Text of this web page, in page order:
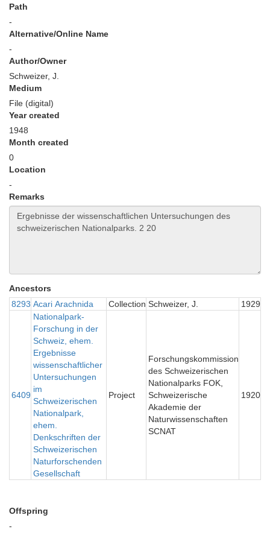
Path
-
Alternative/Online Name
-
Author/Owner
Schweizer, J.
Medium
File (digital)
Year created
1948
Month created
0
Location
-
Remarks
Ancestors
8293 Acari Arachnida Collection Schweizer, J. 1929
6409
Nationalpark-
Forschung in der
Schweiz, ehem.
Ergebnisse
wissenschaftlicher
Untersuchungen
im
Schweizerischen
Nationalpark,
ehem.
Denkschriften der
Schweizerischen
Naturforschenden
Gesellschaft
Project
Forschungskommission
des Schweizerischen
Nationalparks FOK,
Schweizerische
Akademie der
Naturwissenschaften
SCNAT
1920
Offspring
-